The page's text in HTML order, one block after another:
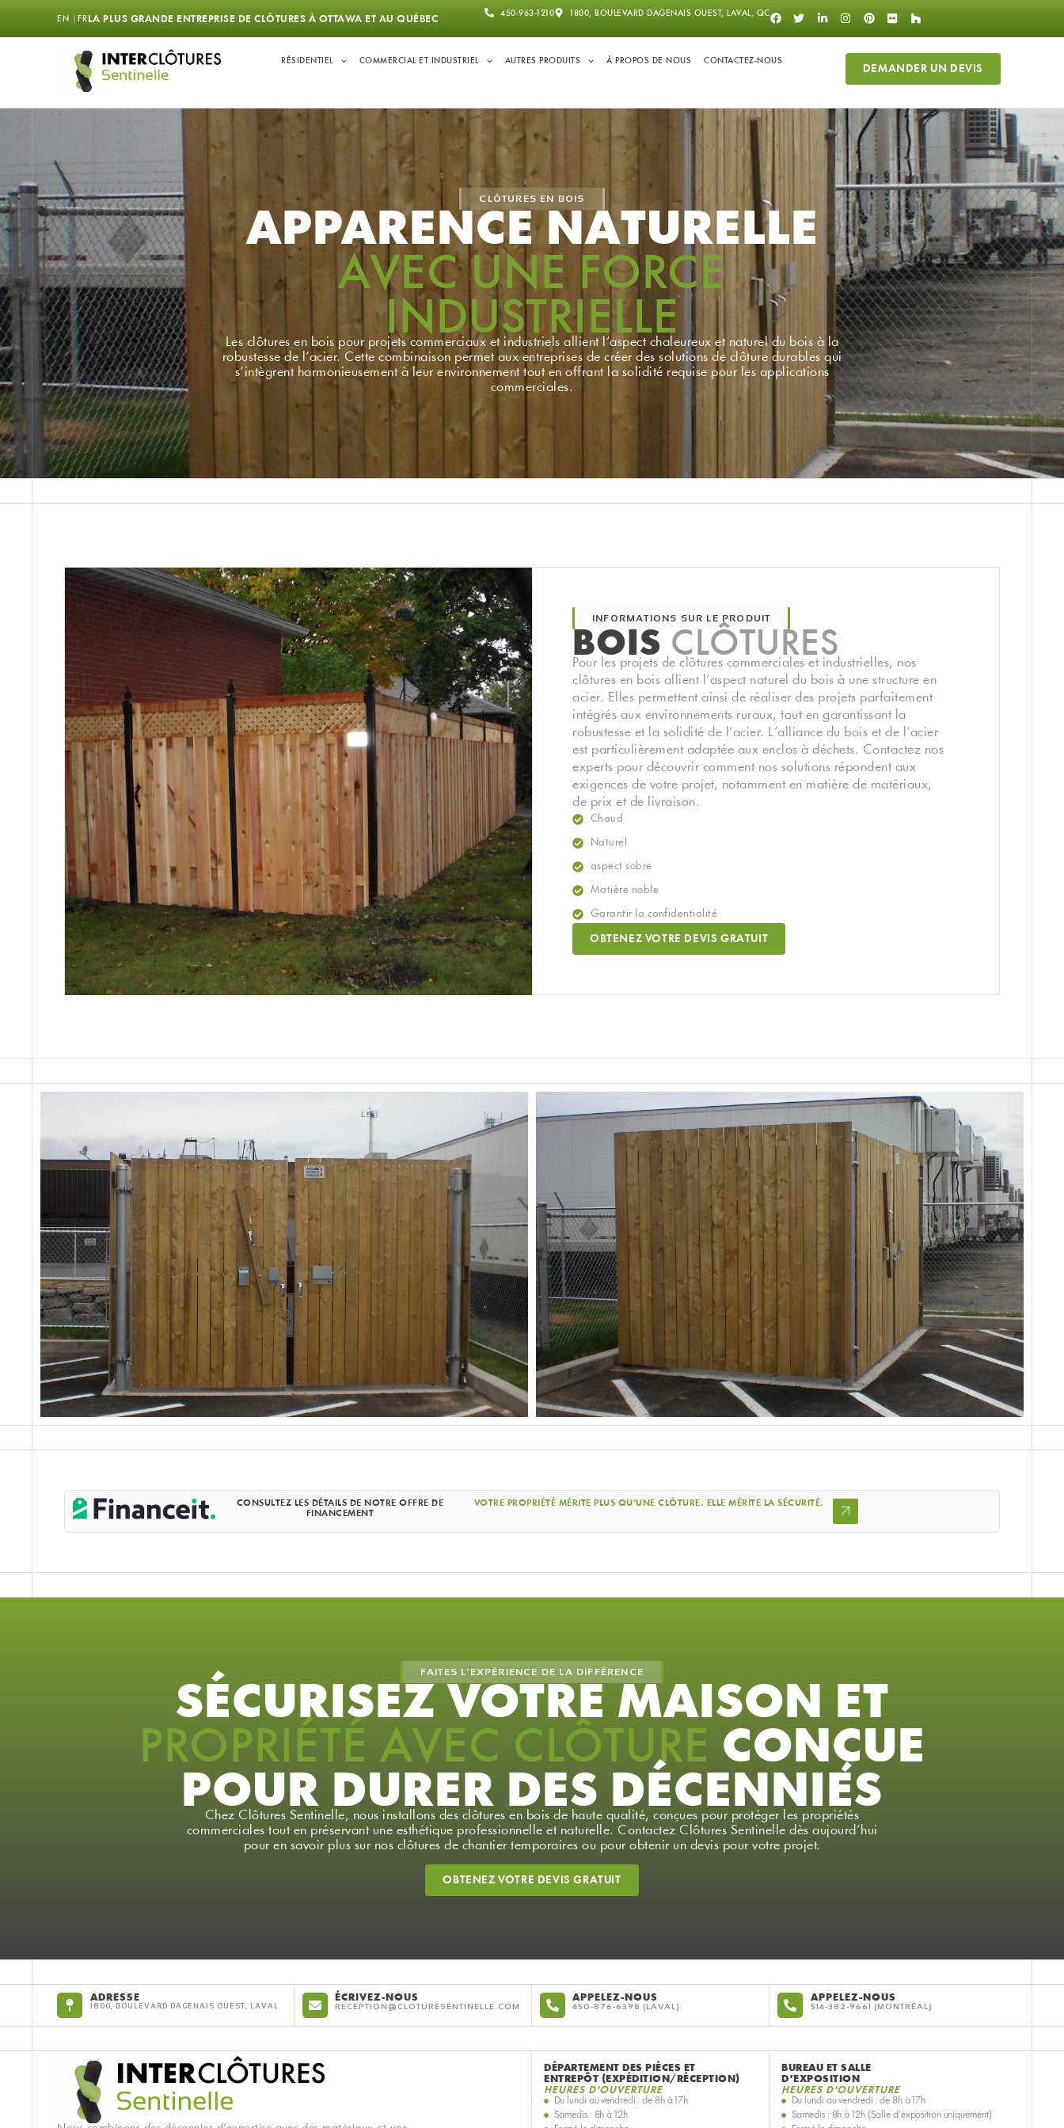
EN FR LA PLUS GRANDE ENTREPRISE DE CLÔTURES À OTTAWA ET AU QUÉBEC 450-963-1210 1800, BOULEVARD DAGENAIS OUEST, LAVAL, QC
RÉSIDENTIEL COMMERCIAL ET INDUSTRIEL AUTRES PRODUITS À PROPOS DE NOUS CONTACTEZ-NOUS
DEMANDER UN DEVIS
CLÔTURES EN BOIS
APPARENCE NATURELLE
AVEC UNE FORCE
INDUSTRIELLE
Les clôtures en bois pour projets commerciaux et industriels allient l’aspect chaleureux et naturel du bois à la
robustesse de l’acier. Cette combinaison permet aux entreprises de créer des solutions de clôture durables qui
s’intègrent harmonieusement à leur environnement tout en offrant la solidité requise pour les applications
commerciales.
INFORMATIONS SUR LE PRODUIT
BOIS CLÔTURES
Pour les projets de clôtures commerciales et industrielles, nos
clôtures en bois allient l’aspect naturel du bois à une structure en
acier. Elles permettent ainsi de réaliser des projets parfaitement
intégrés aux environnements ruraux, tout en garantissant la
robustesse et la solidité de l’acier. L’alliance du bois et de l’acier
est particulièrement adaptée aux enclos à déchets. Contactez nos
experts pour découvrir comment nos solutions répondent aux
exigences de votre projet, notamment en matière de matériaux,
de prix et de livraison.
Chaud
Naturel
aspect sobre
Matière noble
Garantir la confidentialité
OBTENEZ VOTRE DEVIS GRATUIT
CONSULTEZ LES DÉTAILS DE NOTRE OFFRE DE
FINANCEMENT
VOTRE PROPRIÉTÉ MÉRITE PLUS QU'UNE CLÔTURE. ELLE MÉRITE LA SÉCURITÉ.
FAITES L'EXPÉRIENCE DE LA DIFFÉRENCE
SÉCURISEZ VOTRE MAISON ET
PROPRIÉTÉ AVEC CLÔTURE CONÇUE
POUR DURER DES DÉCENNIES
Chez Clôtures Sentinelle, nous installons des clôtures en bois de haute qualité, conçues pour protéger les propriétés
commerciales tout en préservant une esthétique professionnelle et naturelle. Contactez Clôtures Sentinelle dès aujourd’hui
pour en savoir plus sur nos clôtures de chantier temporaires ou pour obtenir un devis pour votre projet.
OBTENEZ VOTRE DEVIS GRATUIT
ADRESSE
1800, BOULEVARD DAGENAIS OUEST, LAVAL
ÉCRIVEZ-NOUS
RECEPTION@CLOTURESENTINELLE.COM
APPELEZ-NOUS
450-876-6398
APPELEZ-NOUS
514-382-9661
DÉPARTEMENT DES PIÈCES ET
ENTREPÔT (EXPÉDITION/RÉCEPTION)
HEURES D'OUVERTURE
Du lundi au vendredi : de 8h à 17h
Samedis : 8h à 12h
BUREAU ET SALLE
D'EXPOSITION
HEURES D'OUVERTURE
Du lundi au vendredi : de 8h à 17h
Samedis : 8h à 12h (Salle d’exposition uniquement)